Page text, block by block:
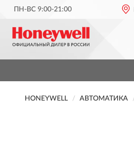
ПН-ВС 9:00-21:00
HONEYWELL АВТОМАТИКА